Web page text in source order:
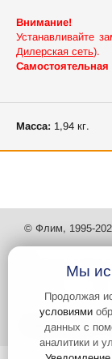
Внимание!
Устанавливайте
Дилерская сеть).
Самостоятельная
Масса: 1,94 кг.
© Флим, 1995-
Задать вопрос
Мы
Продолжая
условиями
данных с
аналитики и